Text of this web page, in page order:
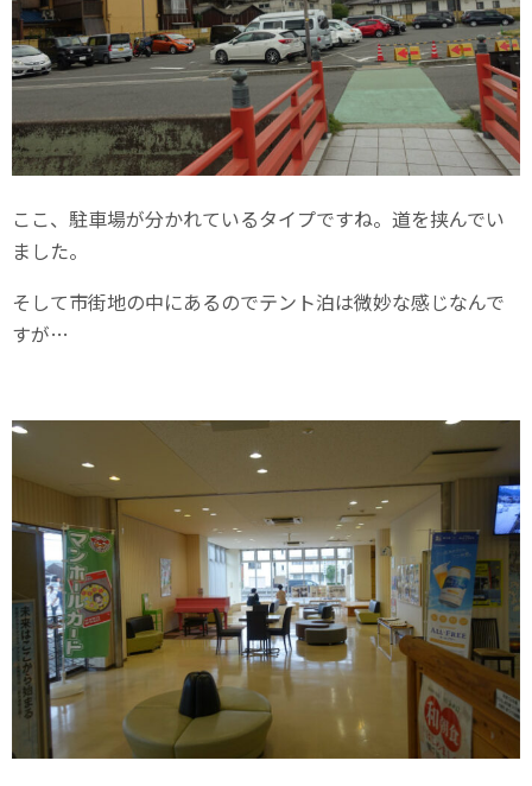
ここ、駐車場が分かれているタイプですね。道を挟んでい
ました。
そして市街地の中にあるのでテント泊は微妙な感じなんで
すが…